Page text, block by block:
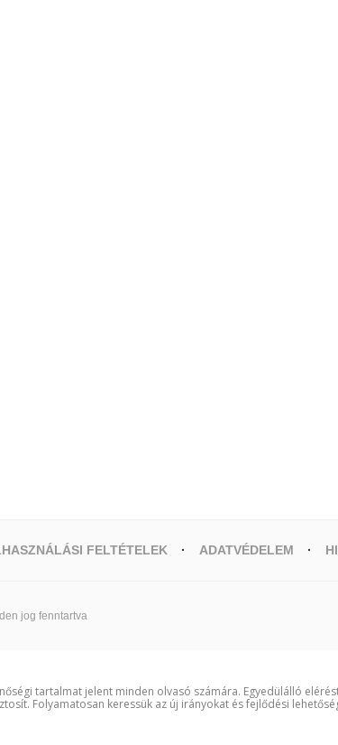
FELTÉTELEK ADATVÉDELEM
jog fenntartva
tartalmat jelent minden olvasó számára. Egyedülálló
Folyamatosan keressük az új irányokat és fejlődési